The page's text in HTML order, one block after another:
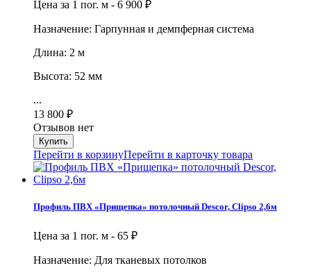
Цена за 1 пог. м - 6 900 ₽
Назначение: Гарпунная и демпферная система
Длина: 2 м
Высота: 52 мм
...
13 800 ₽
Отзывов нет
Перейти в корзинуПерейти в карточку товара
Профиль ПВХ «Прищепка» потолочный Descor, Clipso 2,6м
Цена за 1 пог. м - 65 ₽
Назначение: Для тканевых потолков